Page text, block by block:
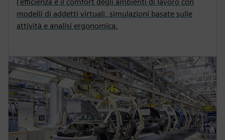
l'efficienza e il comfort degli ambienti di lavoro con
modelli di addetti virtuali, simulazioni basate sulle
attività e analisi ergonomica.